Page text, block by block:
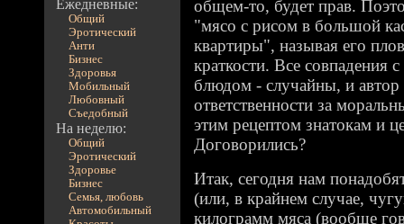
Ежедневные:
Общий
Эротический
Анти
Бизнес
Здоровья
Мобильный
Любовный
Съедобный
На неделю:
Общий
Эротический
Здоровье
Бизнес
Семья, любовь
Автомобильный
общем-то, будет прав.
"мясо с рисом в большой
квартиры", называя его
краткости. Все совпадения
блюдом - случайны, и автор
ответственности за
этим рецептом знатокам и
Договорились?
Итак, сегодня нам
(или, в крайнем случае,
килограмм мяса (вообще